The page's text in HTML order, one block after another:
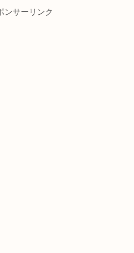
ンサーリンク